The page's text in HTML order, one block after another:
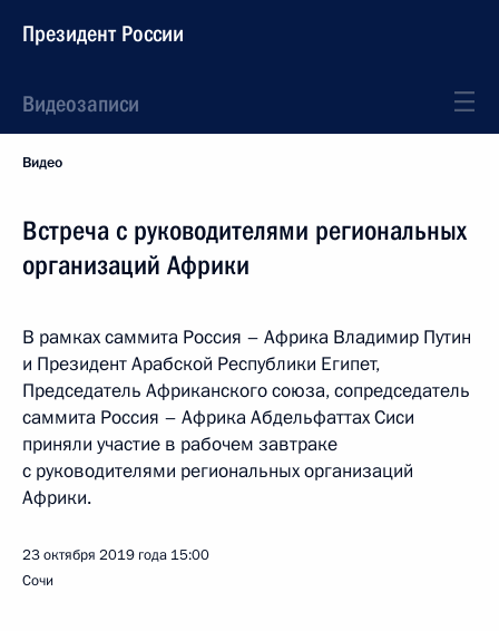
Президент России
Видеозаписи
Видео
Встреча с руководителями региональных
организаций Африки
В рамках саммита Россия – Африка Владимир Путин
и Президент Арабской Республики Египет,
Председатель Африканского союза, сопредседатель
саммита Россия – Африка Абдельфаттах Сиси
приняли участие в рабочем завтраке
с руководителями региональных организаций
Африки.
23 октября 2019 года 15:00
Сочи